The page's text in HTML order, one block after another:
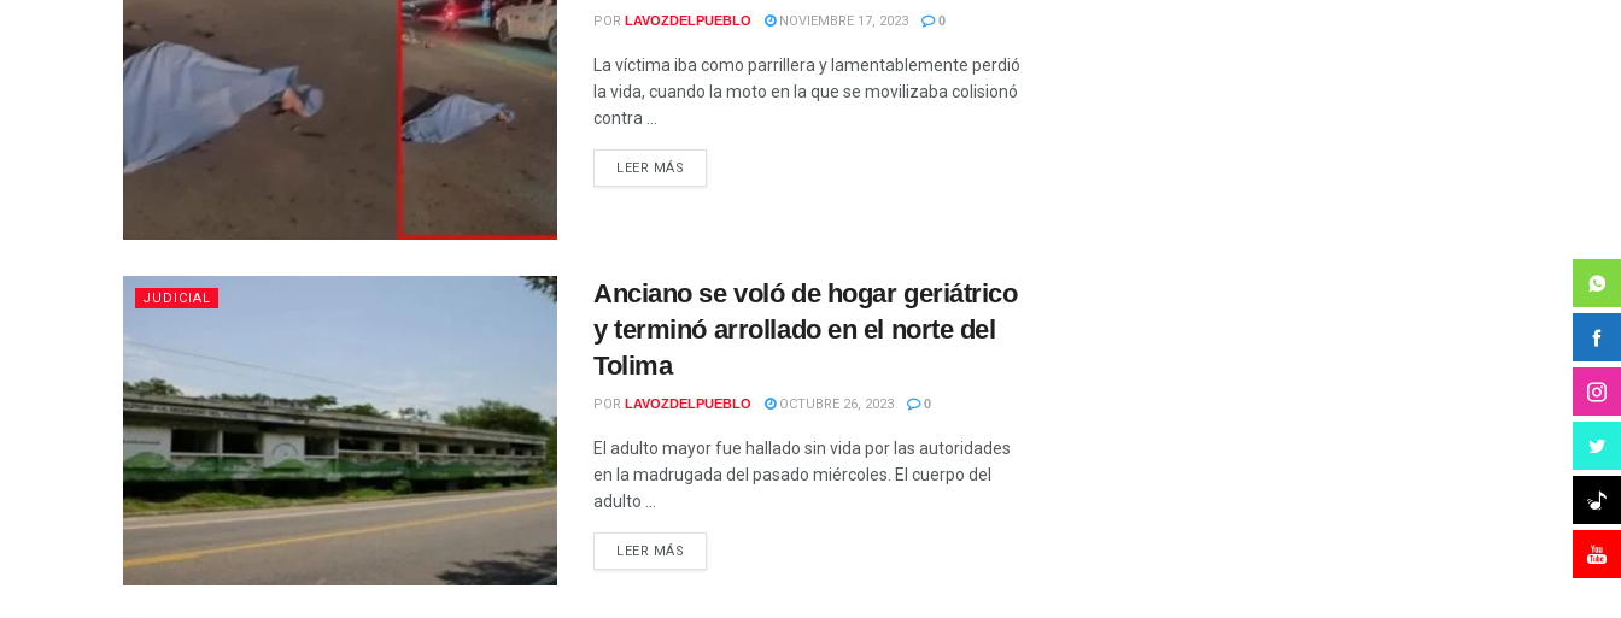
POR LAVOZDELPUEBLO NOVIEMBRE 17, 2023 0
La víctima iba como parrillera y lamentablemente perdió
la vida, cuando la moto en la que se movilizaba colisionó
contra ...
LEER MÁS
JUDICIAL
Anciano se voló de hogar geriátrico
y terminó arrollado en el norte del
Tolima
POR LAVOZDELPUEBLO OCTUBRE 26, 2023 0
El adulto mayor fue hallado sin vida por las autoridades
en la madrugada del pasado miércoles. El cuerpo del
adulto ...
LEER MÁS